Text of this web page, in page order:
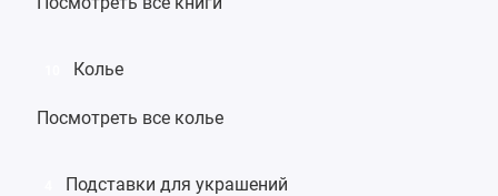
Колье
Посмотреть все колье
Подставки для украшений